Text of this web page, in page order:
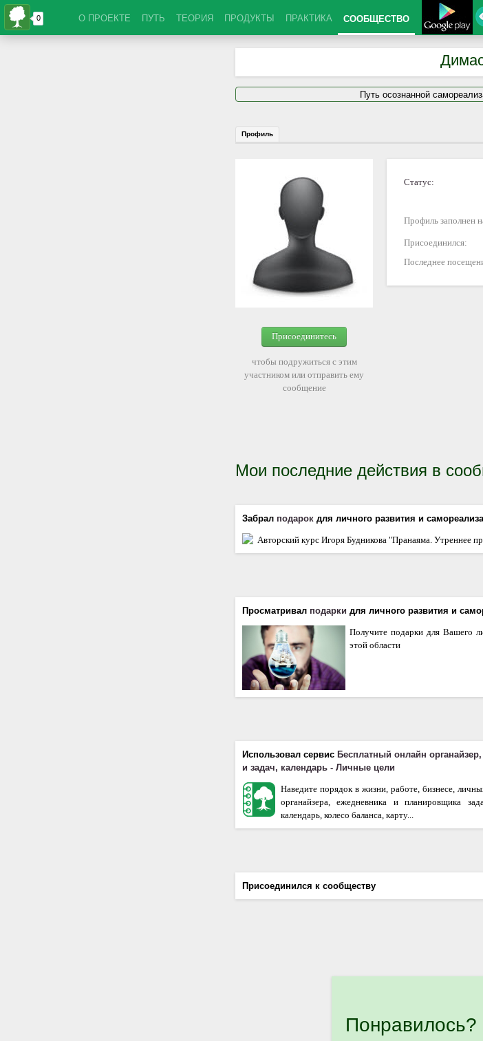
О ПРОЕКТЕ ПУТЬ ТЕОРИЯ ПРОДУКТЫ ПРАКТИКА СООБЩЕСТВО
Путь осознанной
Профиль
Присоединитесь
чтобы подружиться с этим
участником или отправить ему
сообщение
Статус:
Профиль заполнен
Присоединился:
Последнее
Мои последние действия в
Забрал подарок для личного развития и
Авторский курс Игоря Будникова "Пранаяма. Утреннее
Просматривал подарки для личного развития и
Получите подарки для Вашего
этой области
Использовал сервис Бесплатный онлайн
и задач, календарь - Личные цели
Наведите порядок в жизни, работе, бизнесе,
органайзера, ежедневника и планировщика
календарь, колесо баланса, карту...
Присоединился к сообществу
Понравилось?